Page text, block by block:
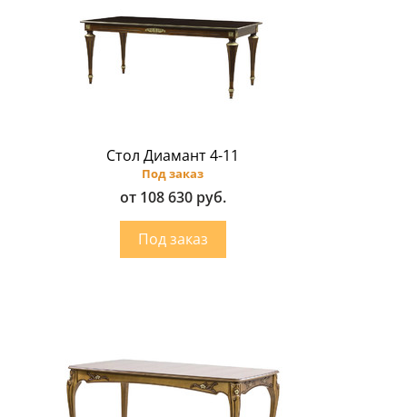
Стол Диамант 4-11
Под заказ
от 108 630 руб.